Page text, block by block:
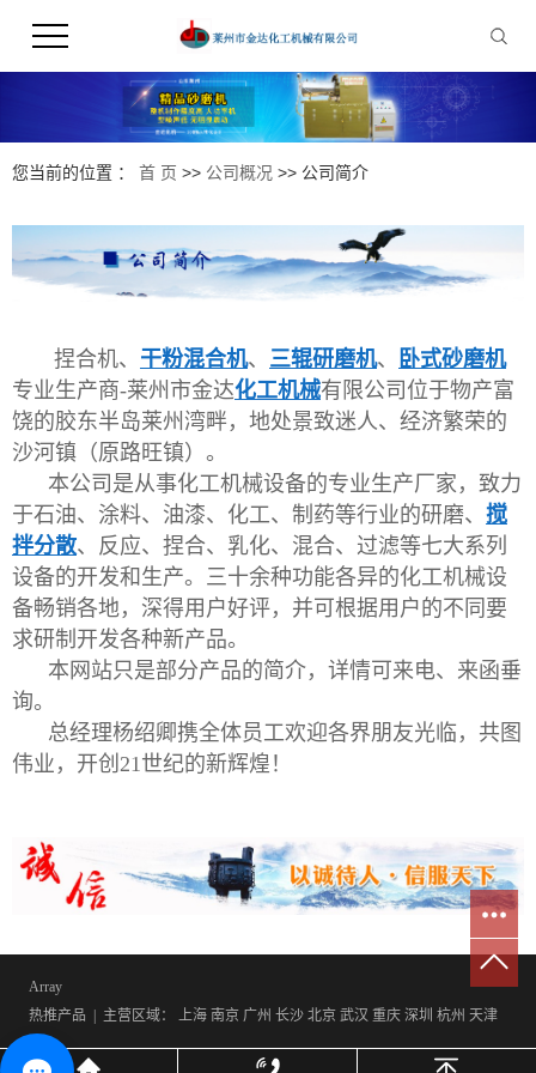
您当前的位置 ： 首 页 >> 公司概况 >> 公司简介
捏合机、 干粉混合机、 三辊研磨机、
卧式砂磨机
专业生产商-莱州市金达化工机械有限公司位于物产富
饶的胶东半岛莱州湾畔，地处景致迷人、经济繁荣的
沙河镇（原路旺镇）。
本公司是从事化工机械设备的专业生产厂家，致力
于石油、涂料、油漆、化工、制药等行业的研磨、 搅
拌分散、反应、捏合、乳化、混合、过滤等七大系列
设备的开发和生产。三十余种功能各异的化工机械设
备畅销各地，深得用户好评，并可根据用户的不同要
求研制开发各种新产品。
本网站只是部分产品的简介，详情可来电、来函垂
询。
总经理杨绍卿携全体员工欢迎各界朋友光临，共图
伟业，开创21世纪的新辉煌！
Array
热推产品 | 主营区域： 上海 南京 广州 长沙 北京 武汉 重庆 深圳 杭州 天津